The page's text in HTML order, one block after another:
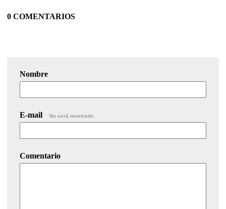
0 COMENTARIOS
Nombre
E-mail No será mostrado.
Comentario